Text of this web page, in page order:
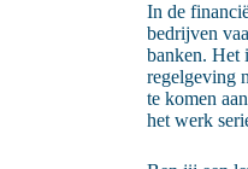
In de
bedrijven
banken. Het
regelgeving
te komen
het werk